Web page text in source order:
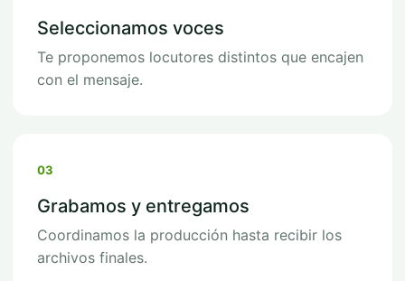
Seleccionamos voces
Te proponemos locutores distintos que encajen
con el mensaje.
03
Grabamos y entregamos
Coordinamos la producción hasta recibir los
archivos finales.